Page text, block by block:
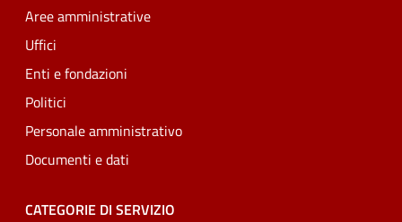
Aree amministrative
Uffici
Enti e fondazioni
Politici
Personale amministrativo
Documenti e dati
CATEGORIE DI SERVIZIO